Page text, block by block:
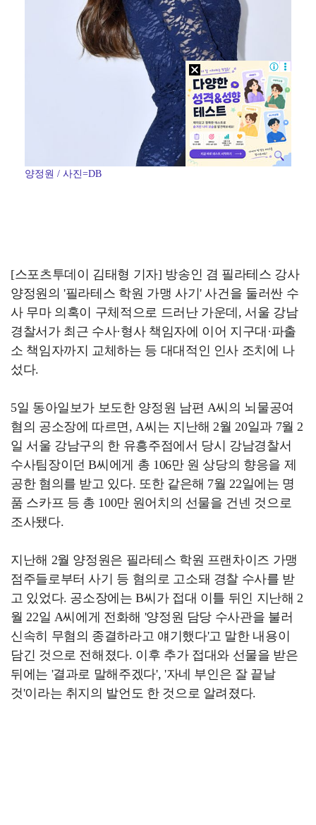
양정원 / 사진=DB
[스포츠투데이 김태형 기자] 방송인 겸 필라테스 강사
양정원의 '필라테스 학원 가맹 사기' 사건을 둘러싼 수
사 무마 의혹이 구체적으로 드러난 가운데, 서울 강남
경찰서가 최근 수사·형사 책임자에 이어 지구대·파출
소 책임자까지 교체하는 등 대대적인 인사 조치에 나
섰다.
5일 동아일보가 보도한 양정원 남편 A씨의 뇌물공여
혐의 공소장에 따르면, A씨는 지난해 2월 20일과 7월 2
일 서울 강남구의 한 유흥주점에서 당시 강남경찰서
수사팀장이던 B씨에게 총 106만 원 상당의 향응을 제
공한 혐의를 받고 있다. 또한 같은해 7월 22일에는 명
품 스카프 등 총 100만 원어치의 선물을 건넨 것으로
조사됐다.
지난해 2월 양정원은 필라테스 학원 프랜차이즈 가맹
점주들로부터 사기 등 혐의로 고소돼 경찰 수사를 받
고 있었다. 공소장에는 B씨가 접대 이틀 뒤인 지난해 2
월 22일 A씨에게 전화해 '양정원 담당 수사관을 불러
신속히 무혐의 종결하라고 얘기했다'고 말한 내용이
담긴 것으로 전해졌다. 이후 추가 접대와 선물을 받은
뒤에는 '결과로 말해주겠다', '자네 부인은 잘 끝날
것'이라는 취지의 발언도 한 것으로 알려졌다.